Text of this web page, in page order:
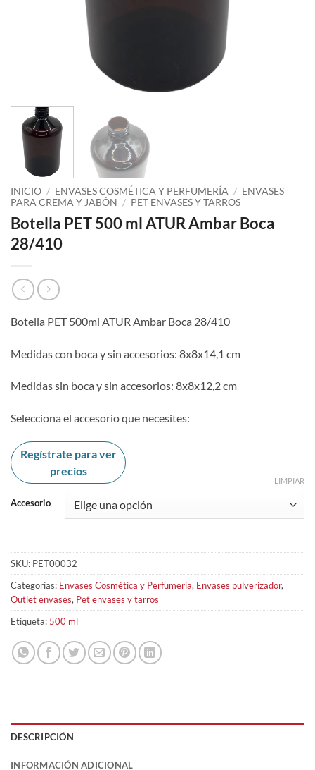
INICIO / ENVASES COSMÉTICA Y PERFUMERÍA / ENVASES
PARA CREMA Y JABÓN / PET ENVASES Y TARROS
Botella PET 500 ml ATUR Ambar Boca
28/410
Botella PET 500ml ATUR Ambar Boca 28/410
Medidas con boca y sin accesorios: 8x8x14,1 cm
Medidas sin boca y sin accesorios: 8x8x12,2 cm
Selecciona el accesorio que necesites:
Regístrate para ver
precios
Accesorio
LIMPIAR
SKU: PET00032
Categorías: Envases Cosmética y Perfumería, Envases pulverizador,
Outlet envases, Pet envases y tarros
Etiqueta: 500 ml
DESCRIPCIÓN
INFORMACIÓN ADICIONAL